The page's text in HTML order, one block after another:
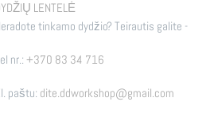
LENTELĖ
tinkamo dydžio? Teirautis galite -
nr.: +370 83 34 716
paštu: dite.ddworkshop@gmail.com